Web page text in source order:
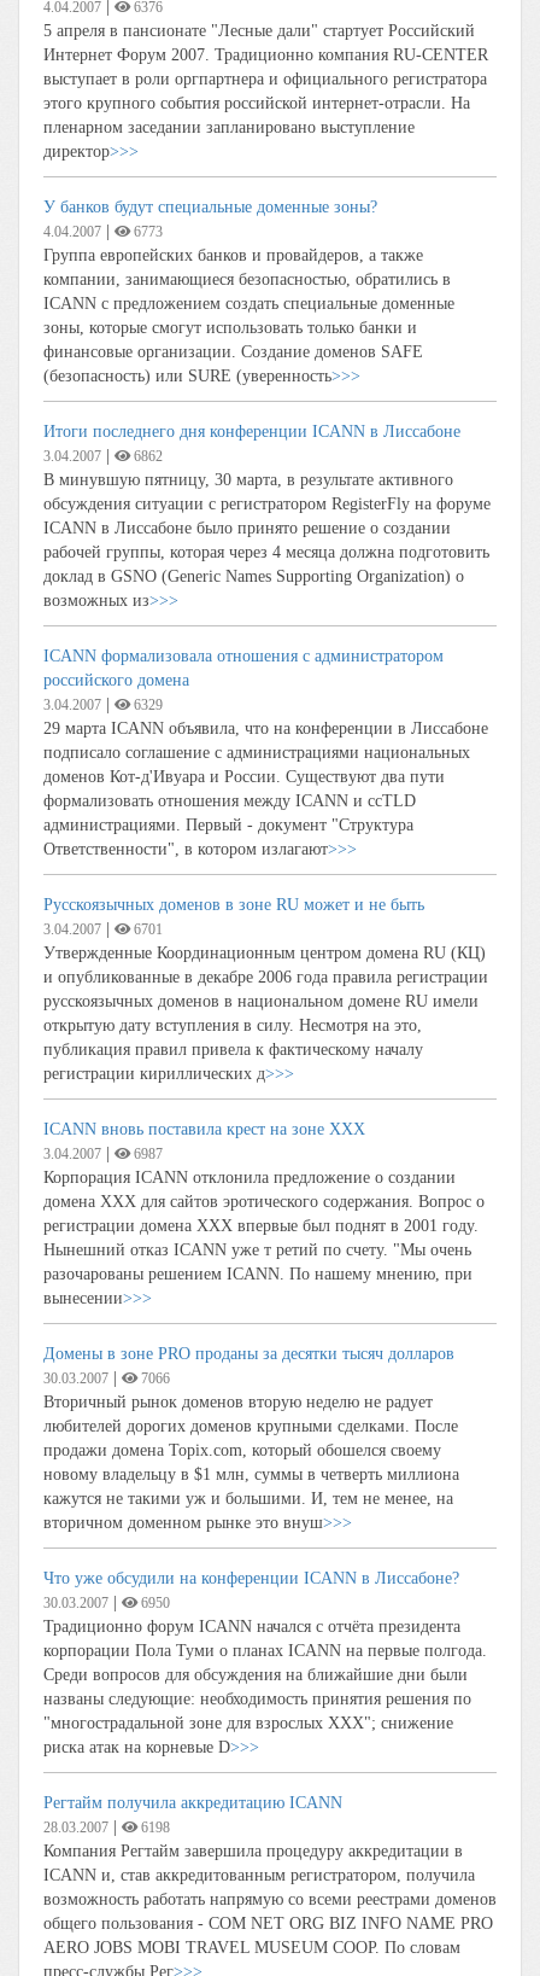
4.04.2007 6376
5 апреля в пансионате "Лесные дали" стартует Российский
Интернет Форум 2007. Традиционно компания RU-CENTER
выступает в роли оргпартнера и официального регистратора
этого крупного события российской интернет-отрасли. На
пленарном заседании запланировано выступление
директор>>>
У банков будут специальные доменные зоны?
4.04.2007 6773
Группа европейских банков и провайдеров, а также
компании, занимающиеся безопасностью, обратились в
ICANN с предложением создать специальные доменные
зоны, которые смогут использовать только банки и
финансовые организации. Создание доменов SAFE
(безопасность) или SURE (уверенность>>>
Итоги последнего дня конференции ICANN в Лиссабоне
3.04.2007 6862
В минувшую пятницу, 30 марта, в результате активного
обсуждения ситуации с регистратором RegisterFly на форуме
ICANN в Лиссабоне было принято решение о создании
рабочей группы, которая через 4 месяца должна подготовить
доклад в GSNO (Generic Names Supporting Organization) о
возможных из>>>
IСANN формализовала отношения с администратором
российского домена
3.04.2007 6329
29 марта ICANN объявила, что на конференции в Лиссабоне
подписало соглашение с администрациями национальных
доменов Кот-д'Ивуара и России. Существуют два пути
формализовать отношения между ICANN и ccTLD
администрациями. Первый - документ "Структура
Ответственности", в котором излагают>>>
Русскоязычных доменов в зоне RU может и не быть
3.04.2007 6701
Утвержденные Координационным центром домена RU (КЦ)
и опубликованные в декабре 2006 года правила регистрации
русскоязычных доменов в национальном домене RU имели
открытую дату вступления в силу. Несмотря на это,
публикация правил привела к фактическому началу
регистрации кириллических д>>>
ICANN вновь поставила крест на зоне XXX
3.04.2007 6987
Корпорация ICANN отклонила предложение о создании
домена XXX для сайтов эротического содержания. Вопрос о
регистрации домена XXX впервые был поднят в 2001 году.
Нынешний отказ ICANN уже т ретий по счету. "Мы очень
разочарованы решением ICANN. По нашему мнению, при
вынесении>>>
Домены в зоне PRO проданы за десятки тысяч долларов
30.03.2007 7066
Вторичный рынок доменов вторую неделю не радует
любителей дорогих доменов крупными сделками. После
продажи домена Topix.com, который обошелся своему
новому владельцу в $1 млн, суммы в четверть миллиона
кажутся не такими уж и большими. И, тем не менее, на
вторичном доменном рынке это внуш>>>
Что уже обсудили на конференции ICANN в Лиссабоне?
30.03.2007 6950
Традиционно форум ICANN начался с отчёта президента
корпорации Пола Туми о планах ICANN на первые полгода.
Среди вопросов для обсуждения на ближайшие дни были
названы следующие: необходимость принятия решения по
"многострадальной зоне для взрослых XXX"; снижение
риска атак на корневые D>>>
Регтайм получила аккредитацию ICANN
28.03.2007 6198
Компания Регтайм завершила процедуру аккредитации в
ICANN и, став аккредитованным регистратором, получила
возможность работать напрямую со всеми реестрами доменов
общего пользования - COM NET ORG BIZ INFO NAME PRO
AERO JOBS MOBI TRAVEL MUSEUM COOP. По словам
пресс-службы Рег>>>